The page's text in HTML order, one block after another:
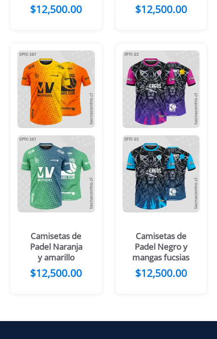
$12,500.00 $12,500.00
Camisetas de
Padel Naranja
y amarillo
$12,500.00
Camisetas de
Padel Negro y
mangas fucsias
$12,500.00